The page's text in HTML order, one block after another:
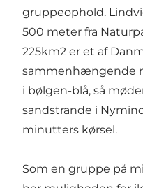
gruppeophold.
500 meter fra
225km2 er et af
sammenhængende
i bølgen-blå, så
sandstrande i
minutters kørsel.
Som en gruppe på